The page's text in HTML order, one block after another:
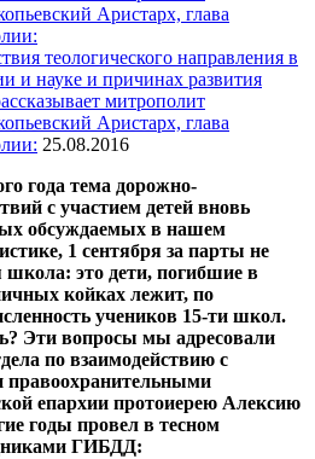
теологического направления в
и науке и причинах развития
митрополит
Аристарх, глава
25.08.2016
года тема дорожно-
с участием детей вновь
обсуждаемых в нашем
1 сентября за парты не
школа: это дети, погибшие в
койках лежит, по
учеников 15-ти школ.
Эти вопросы мы адресовали
по взаимодействию с
епархии протоиерею Алексию
годы провел в тесном
ГИБДД: